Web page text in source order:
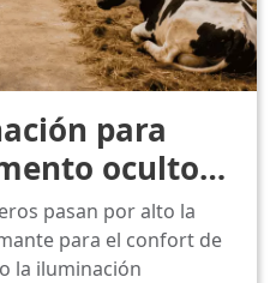
para
oculto
producción
pasan por alto la
para el confort de
la iluminación